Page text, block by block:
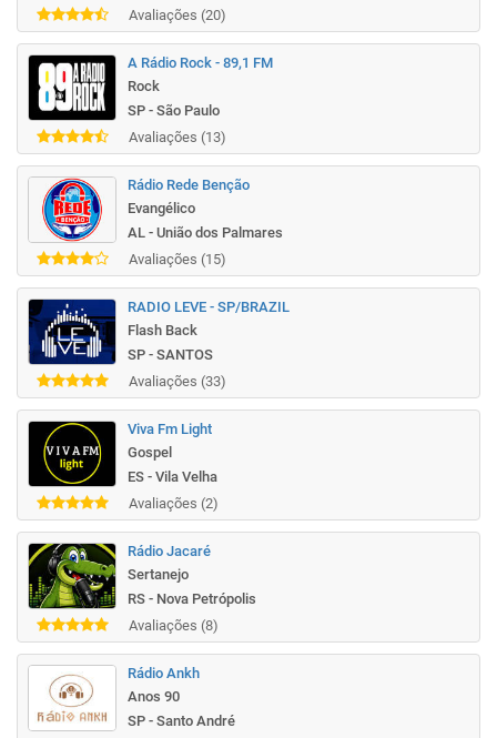
Avaliações (20)
A Rádio Rock - 89,1 FM
Rock
SP - São Paulo
Avaliações (13)
Rádio Rede Benção
Evangélico
AL - União dos Palmares
Avaliações (15)
RADIO LEVE - SP/BRAZIL
Flash Back
SP - SANTOS
Avaliações (33)
Viva Fm Light
Gospel
ES - Vila Velha
Avaliações (2)
Rádio Jacaré
Sertanejo
RS - Nova Petrópolis
Avaliações (8)
Rádio Ankh
Anos 90
SP - Santo André